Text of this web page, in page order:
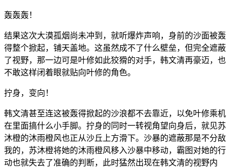
轰轰轰！
结果这次大漠孤烟尚未冲到，就听爆炸声响，身前的沙面被轰
得整个掀起，铺天盖地。这虽然成不了什么壁垒，但完全遮蔽
了视野，那一边可是叶修如此狡猾的对手，韩文清再豪迈，也
不敢这样闭着眼就贴向叶修的角色。
拧身，变向！
韩文清甚至连这被轰得掀起的沙浪都不去靠近，以免叶修乘机
在里面搞什么小手脚。拧身的同时一转视角望向身后，就见苏
沐橙的沐雨橙风也正从沙丘上方滑下。沙暴的遮蔽那是不分敌
我的，苏沐橙将她的沐雨橙风移入沙暴中移动，霸图对她的行
动也就失去了准确的判断，此时猛然出现在韩文清的视野内